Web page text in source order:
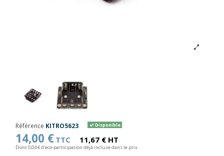
Référence KITRO5623 Disponible
14,00 € TTC 11,67 € HT
Dont 0,04 € d'eco-participation déjà incluse dans le prix